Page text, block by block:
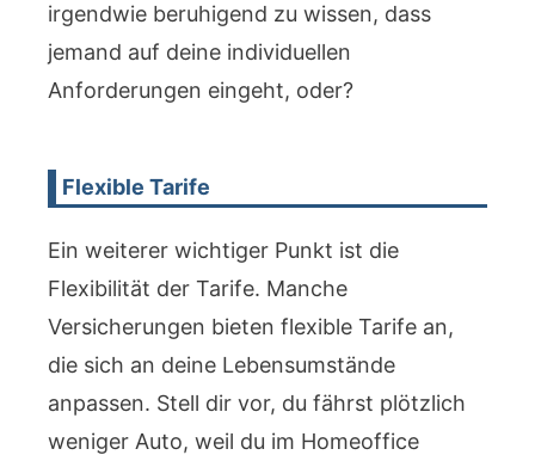
irgendwie beruhigend zu wissen, dass
jemand auf deine individuellen
Anforderungen eingeht, oder?
Flexible Tarife
Ein weiterer wichtiger Punkt ist die
Flexibilität der Tarife. Manche
Versicherungen bieten flexible Tarife an,
die sich an deine Lebensumstände
anpassen. Stell dir vor, du fährst plötzlich
weniger Auto, weil du im Homeoffice